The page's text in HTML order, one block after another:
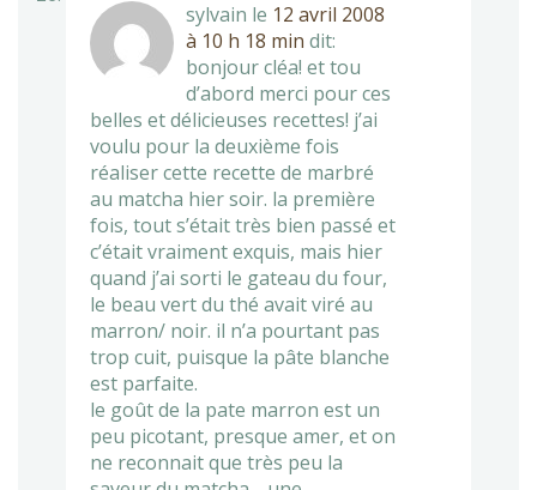
sylvain le 12 avril 2008
à 10 h 18 min dit:
bonjour cléa! et tou
d’abord merci pour ces
belles et délicieuses recettes! j’ai
voulu pour la deuxième fois
réaliser cette recette de marbré
au matcha hier soir. la première
fois, tout s’était très bien passé et
c’était vraiment exquis, mais hier
quand j’ai sorti le gateau du four,
le beau vert du thé avait viré au
marron/ noir. il n’a pourtant pas
trop cuit, puisque la pâte blanche
est parfaite.
le goût de la pate marron est un
peu picotant, presque amer, et on
ne reconnait que très peu la